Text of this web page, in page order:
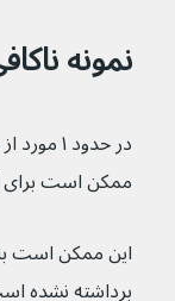
نمونه
ممکن است برای